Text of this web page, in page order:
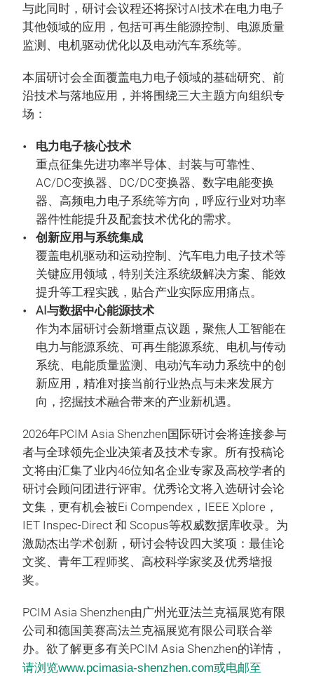
与此同时，研讨会议程还将探讨AI技术在电力电子
其他领域的应用，包括可再生能源控制、电源质量
监测、电机驱动优化以及电动汽车系统等。
本届研讨会全面覆盖电力电子领域的基础研究、前
沿技术与落地应用，并将围绕三大主题方向组织专
场：
电力电子核心技术
重点征集先进功率半导体、封装与可靠性、
AC/DC变换器、DC/DC变换器、数字电能变换
器、高频电力电子系统等方向，呼应行业对功率
器件性能提升及配套技术优化的需求。
创新应用与系统集成
覆盖电机驱动和运动控制、汽车电力电子技术等
关键应用领域，特别关注系统级解决方案、能效
提升等工程实践，贴合产业实际应用痛点。
AI与数据中心能源技术
作为本届研讨会新增重点议题，聚焦人工智能在
电力与能源系统、可再生能源系统、电机与传动
系统、电能质量监测、电动汽车动力系统中的创
新应用，精准对接当前行业热点与未来发展方
向，挖掘技术融合带来的产业新机遇。
2026年PCIM Asia Shenzhen国际研讨会将连接参与
者与全球领先企业决策者及技术专家。所有投稿论
文将由汇集了业内46位知名企业专家及高校学者的
研讨会顾问团进行评审。优秀论文将入选研讨会论
文集，更有机会被Ei Compendex，IEEE Xplore，
IET Inspec-Direct 和 Scopus等权威数据库收录。为
激励杰出学术创新，研讨会特设四大奖项：最佳论
文奖、青年工程师奖、高校科学家奖及优秀墙报
奖。
PCIM Asia Shenzhen由广州光亚法兰克福展览有限
公司和德国美赛高法兰克福展览有限公司联合举
办。欲了解更多有关PCIM Asia Shenzhen的详情，
请浏览www.pcimasia-shenzhen.com或电邮至